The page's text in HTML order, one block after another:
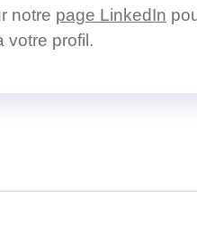
notre page LinkedIn
votre profil.